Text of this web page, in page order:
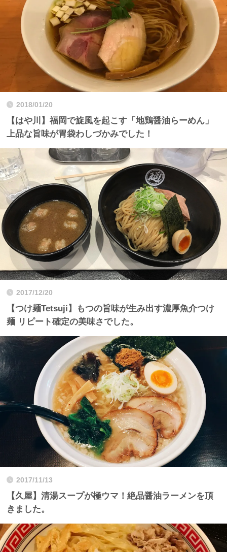
2018/01/20
【はや川】福岡で旋風を起こす「地鶏醤油らーめん」
上品な旨味が胃袋わしづかみでした！
2017/12/20
【つけ麺Tetsuji】もつの旨味が生み出す濃厚魚介つけ
麺 リピート確定の美味さでした。
2017/11/13
【久屋】清湯スープが極ウマ！絶品醤油ラーメンを頂
きました。